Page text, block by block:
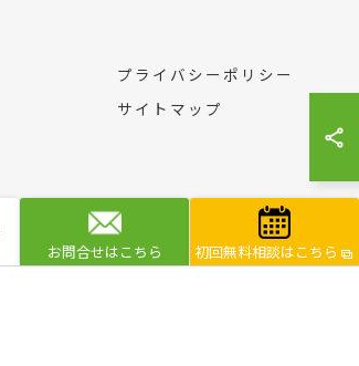
お問合せはこちら
初回無料相談はこちら
プライバシーポリシー
サイトマップ